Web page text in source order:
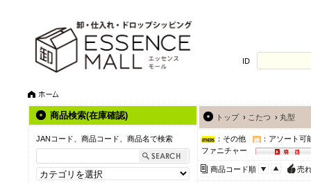
ID
商品検索(在庫確認)
JANコード、商品コード、商品名で検索
トップ› こたつ › 丸型
：その他
：アソート可
ファニチャー
商品コード順 売